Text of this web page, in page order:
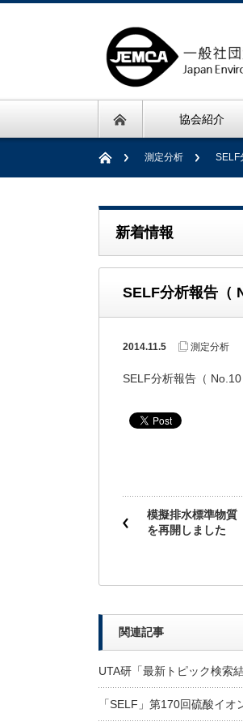
協会紹介
測定分析 SELF
新着情報
SELF分析報告（
2014.11.5 測定分析
SELF分析報告（
模擬排水標準物質
を再開しました
関連記事
UTA研「最新トピック検索
「SELF」第170回硫酸イ